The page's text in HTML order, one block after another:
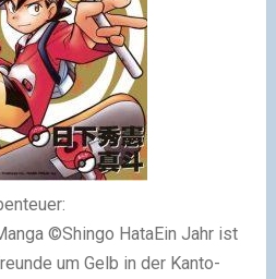
©Shingo HataEin Jahr ist
um Gelb in der Kanto-